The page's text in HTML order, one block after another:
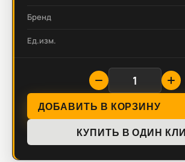
Бренд
Ед.изм.
ДОБАВИТЬ В КОРЗИНУ
КУПИТЬ В ОДИН